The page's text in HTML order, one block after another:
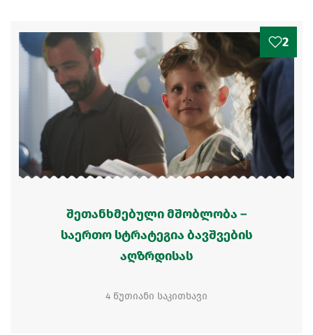
2
შეთანხმებული მშობლობა –
საერთო სტრატეგია ბავშვების
აღზრდისას
4 წუთიანი საკითხავი